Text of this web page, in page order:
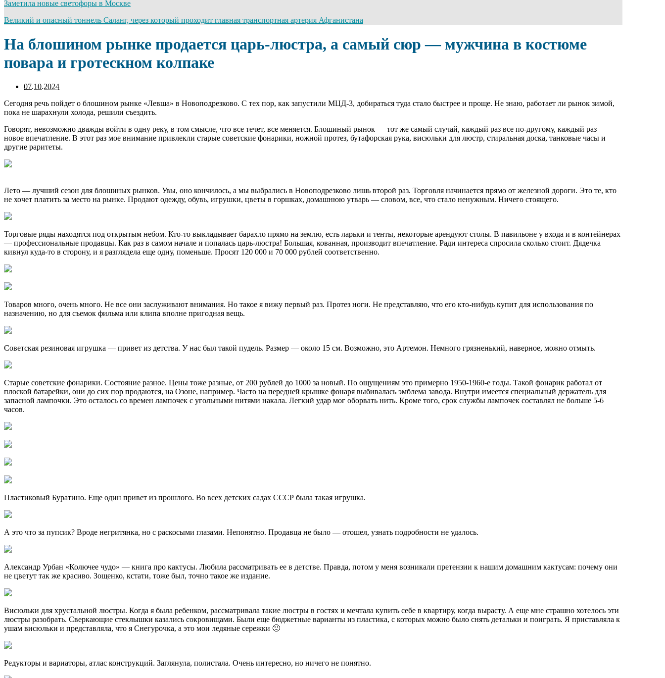
Заметила новые светофоры в Москве
Великий и опасный тоннель Саланг, через который проходит главная транспортная артерия Афганистана
На блошином рынке продается царь-люстра, а самый сюр — мужчина в костюме
повара и гротескном колпаке
07.10.2024
Сегодня речь пойдет о блошином рынке «Левша» в Новоподрезково. С тех пор, как запустили МЦД-3, добираться туда стало быстрее и проще. Не знаю, работает ли рынок зимой,
пока не шарахнули холода, решили съездить.
Говорят, невозможно дважды войти в одну реку, в том смысле, что все течет, все меняется. Блошиный рынок — тот же самый случай, каждый раз все по-другому, каждый раз —
новое впечатление. В этот раз мое внимание привлекли старые советские фонарики, ножной протез, бутафорская рука, висюльки для люстр, стиральная доска, танковые часы и
другие раритеты.
Лето — лучший сезон для блошиных рынков. Увы, оно кончилось, а мы выбрались в Новоподрезково лишь второй раз. Торговля начинается прямо от железной дороги. Это те, кто
не хочет платить за место на рынке. Продают одежду, обувь, игрушки, цветы в горшках, домашнюю утварь — словом, все, что стало ненужным. Ничего стоящего.
Торговые ряды находятся под открытым небом. Кто-то выкладывает барахло прямо на землю, есть ларьки и тенты, некоторые арендуют столы. В павильоне у входа и в контейнерах
— профессиональные продавцы. Как раз в самом начале и попалась царь-люстра! Большая, кованная, производит впечатление. Ради интереса спросила сколько стоит. Дядечка
кивнул куда-то в сторону, и я разглядела еще одну, поменьше. Просят 120 000 и 70 000 рублей соответственно.
Товаров много, очень много. Не все они заслуживают внимания. Но такое я вижу первый раз. Протез ноги. Не представляю, что его кто-нибудь купит для использования по
назначению, но для съемок фильма или клипа вполне пригодная вещь.
Советская резиновая игрушка — привет из детства. У нас был такой пудель. Размер — около 15 см. Возможно, это Артемон. Немного грязненький, наверное, можно отмыть.
Старые советские фонарики. Состояние разное. Цены тоже разные, от 200 рублей до 1000 за новый. По ощущениям это примерно 1950-1960-е годы. Такой фонарик работал от
плоской батарейки, они до сих пор продаются, на Озоне, например. Часто на передней крышке фонаря выбивалась эмблема завода. Внутри имеется специальный держатель для
запасной лампочки. Это осталось со времен лампочек с угольными нитями накала. Легкий удар мог оборвать нить. Кроме того, срок службы лампочек составлял не больше 5-6
часов.
Пластиковый Буратино. Еще один привет из прошлого. Во всех детских садах СССР была такая игрушка.
А это что за пупсик? Вроде негритянка, но с раскосыми глазами. Непонятно. Продавца не было — отошел, узнать подробности не удалось.
Александр Урбан «Колючее чудо» — книга про кактусы. Любила рассматривать ее в детстве. Правда, потом у меня возникали претензии к нашим домашним кактусам: почему они
не цветут так же красиво. Зощенко, кстати, тоже был, точно такое же издание.
Висюльки для хрустальной люстры. Когда я была ребенком, рассматривала такие люстры в гостях и мечтала купить себе в квартиру, когда вырасту. А еще мне страшно хотелось эти
люстры разобрать. Сверкающие стеклышки казались сокровищами. Были еще бюджетные варианты из пластика, с которых можно было снять детальки и поиграть. Я приставляла к
ушам висюльки и представляла, что я Снегурочка, а это мои ледяные сережки 🙂
Редукторы и вариаторы, атлас конструкций. Заглянула, полистала. Очень интересно, но ничего не понятно.